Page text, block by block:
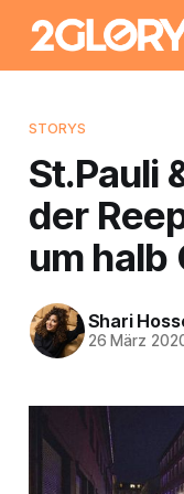
STORYS
St.Pauli
der
um halb
Shari
26 März